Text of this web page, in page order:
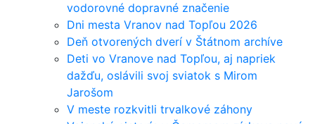
vodorovné dopravné značenie
Dni mesta Vranov nad Topľou 2026
Deň otvorených dverí v Štátnom archíve
Deti vo Vranove nad Topľou, aj napriek
dažďu, oslávili svoj sviatok s Mirom
Jarošom
V meste rozkvitli trvalkové záhony